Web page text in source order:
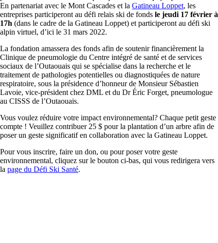
En partenariat avec le Mont Cascades et la Gatineau Loppet, les
entreprises participeront au défi relais ski de fonds le jeudi 17 février à
17h (dans le cadre de la Gatineau Loppet) et participeront au défi ski
alpin virtuel, d’ici le 31 mars 2022.
La fondation amassera des fonds afin de soutenir financièrement la
Clinique de pneumologie du Centre intégré de santé et de services
sociaux de l’Outaouais qui se spécialise dans la recherche et le
traitement de pathologies potentielles ou diagnostiquées de nature
respiratoire, sous la présidence d’honneur de Monsieur Sébastien
Lavoie, vice-président chez DML et du Dr Éric Forget, pneumologue
au CISSS de l’Outaouais.
Vous voulez réduire votre impact environnemental? Chaque petit geste
compte ! Veuillez contribuer 25 $ pour la plantation d’un arbre afin de
poser un geste significatif en collaboration avec la Gatineau Loppet.
Pour vous inscrire, faire un don, ou pour poser votre geste
environnemental, cliquez sur le bouton ci-bas, qui vous redirigera vers
la page du Défi Ski Santé.